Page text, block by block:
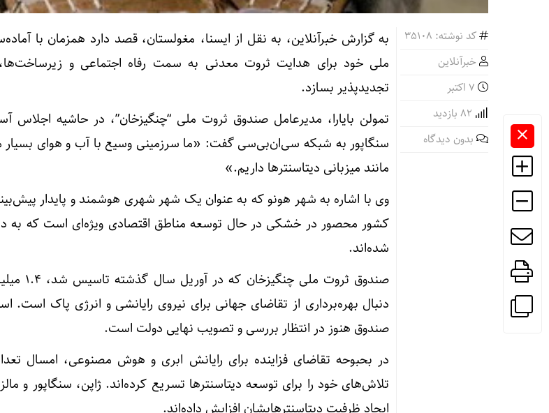
کد نوشته: 35108
خبرآنلاین
بدون دیدگاه
به گزارش خبرآنلاین، به نقل از ایسنا، مغولستان، قصد دارد همزمان با
ملی خود برای هدایت ثروت معدنی به سمت رفاه اجتماعی و زیرساخت‌ها،
تجدیدپذیر بسازد.
تمولن بایارا، مدیرعامل صندوق ثروت ملی “چنگیزخان”، در حاشیه اجلاس
سنگاپور به شبکه سی‌ان‌بی‌سی گفت: «ما سرزمینی وسیع با آب و هوای بسیار
مانند میزبانی دیتاسنترها داریم.»
وی با اشاره به شهر هونو که به عنوان یک شهر شهری هوشمند و پایدار
کشور محصور در خشکی در حال توسعه مناطق اقتصادی ویژه‌ای است که به
شده‌اند.
صندوق
دنبال بهره‌برداری از تقاضای جهانی برای نیروی رایانشی و انرژی پاک است.
صندوق هنوز در انتظار بررسی و تصویب نهایی دولت است.
در بحبوحه تقاضای فزاینده برای رایانش ابری و هوش مصنوعی، امسال
تلاش‌های خود را برای توسعه دیتاسنترها تسریع کرده‌اند. ژاپن، سنگاپور و
ایجاد ظرفیت دیتاسنترهایشان افزایش داده‌اند.